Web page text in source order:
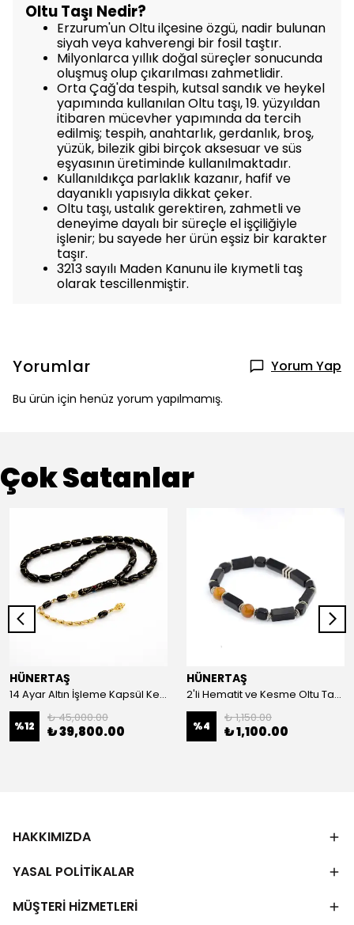
Oltu Taşı Nedir?
Erzurum'un Oltu ilçesine özgü, nadir bulunan
siyah veya kahverengi bir fosil taştır.
Milyonlarca yıllık doğal süreçler sonucunda
oluşmuş olup çıkarılması zahmetlidir.
Orta Çağ'da tespih, kutsal sandık ve heykel
yapımında kullanılan Oltu taşı, 19. yüzyıldan
itibaren mücevher yapımında da tercih
edilmiş; tespih, anahtarlık, gerdanlık, broş,
yüzük, bilezik gibi birçok aksesuar ve süs
eşyasının üretiminde kullanılmaktadır.
Kullanıldıkça parlaklık kazanır, hafif ve
dayanıklı yapısıyla dikkat çeker.
Oltu taşı, ustalık gerektiren, zahmetli ve
deneyime dayalı bir süreçle el işçiliğiyle
işlenir; bu sayede her ürün eşsiz bir karakter
taşır.
3213 sayılı Maden Kanunu ile kıymetli taş
olarak tescillenmiştir.
Yorumlar Yorum Yap
Bu ürün için henüz yorum yapılmamış.
Çok Satanlar
HÜNERTAŞ
14 Ayar Altın İşleme Kapsül Kesim Oltu Taşı Tespih
%12
₺ 45,000.00
₺ 39,800.00
HÜNERTAŞ
2'li Hematit ve Kesme Oltu Taşı Bileklik
%4
₺ 1,150.00
₺ 1,100.00
HAKKIMIZDA
YASAL POLİTİKALAR
MÜŞTERİ HİZMETLERİ